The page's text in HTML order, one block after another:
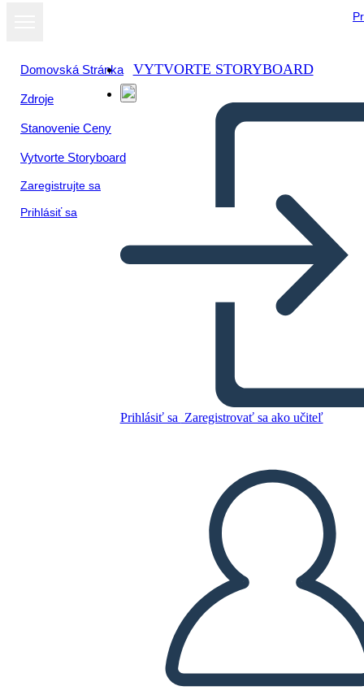
Domovská Stránka
Zdroje
Stanovenie Ceny
Vytvorte Storyboard
Zaregistrujte sa
Prihlásiť sa
VYTVORTE STORYBOARD
Prihlásiť sa Zaregistrovať sa ako učiteľ
Indietro di Joseph Bruchac
VYTVORIŤ STORYBOARD
PREHRAŤ PREZENTÁCIU
ČÍTAJ MI